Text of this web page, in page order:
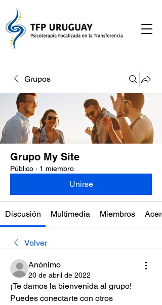
Grupos
Grupo My Site
Público · 1 miembro
Unirse
Discusión Multimedia Miembros
Volver
Anónimo
20 de abril de 2022
¡Te damos la bienvenida al grupo!
Puedes conectarte con otros